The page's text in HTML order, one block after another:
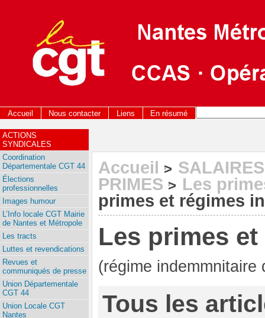
Accueil Nous contacter Liens En résumé
Accueil >
PRIMES > Les
primes et régimes
Les primes
(régime
Tous les
ACTIONS
SYNDICALES
Coordination
Départementale CGT 44
Élections
professionnelles
Images humour
L’Info locale CGT Mairie
de Nantes et Métropole
Les tracts
Luttes et revendications
Revues et
communiqués de presse
Union Départementale
CGT 44
Union Locale CGT
Nantes